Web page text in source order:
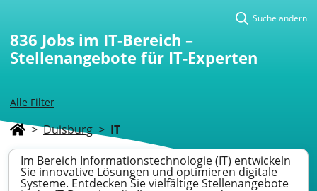
Alle Filter
Suche ändern
836 Jobs im IT-Bereich –
Stellenangebote für IT-Experten
> Duisburg > IT
Im Bereich Informationstechnologie (IT) entwickeln
Sie innovative Lösungen und optimieren digitale
Systeme. Entdecken Sie vielfältige Stellenangebote